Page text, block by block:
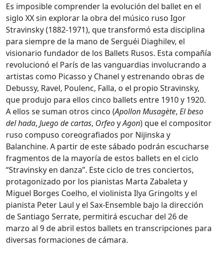
Es imposible comprender la evolución del ballet en el
siglo XX sin explorar la obra del músico ruso Igor
Stravinsky (1882-1971), que transformó esta disciplina
para siempre de la mano de Serguéi Diaghilev, el
visionario fundador de los Ballets Rusos. Esta compañía
revolucionó el París de las vanguardias involucrando a
artistas como Picasso y Chanel y estrenando obras de
Debussy, Ravel, Poulenc, Falla, o el propio Stravinsky,
que produjo para ellos cinco ballets entre 1910 y 1920.
A ellos se suman otros cinco (Apollon Musagète, El beso
del hada, Juego de cartas, OrfeoyAgon) que el compositor
ruso compuso coreografiados por Nijinska y
Balanchine. A partir de este sábado podrán escucharse
fragmentos de la mayoría de estos ballets en el ciclo
“Stravinsky en danza”. Este ciclo de tres conciertos,
protagonizado por los pianistas Marta Zabaleta y
Miguel Borges Coelho, el violinista Ilya Gringolts y el
pianista Peter Laul y el Sax-Ensemble bajo la dirección
de Santiago Serrate, permitirá escuchar del 26 de
marzo al 9 de abril estos ballets en transcripciones para
diversas formaciones de cámara.